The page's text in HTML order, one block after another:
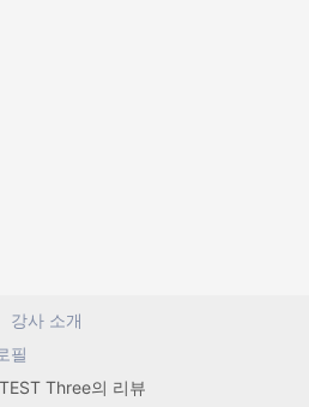
강사 소개
필
Three의 리뷰